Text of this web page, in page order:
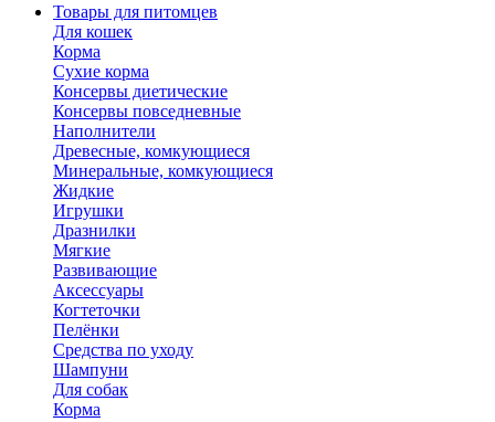
Товары для питомцев
Для кошек
Корма
Сухие корма
Консервы диетические
Консервы повседневные
Наполнители
Древесные, комкующиеся
Минеральные, комкующиеся
Жидкие
Игрушки
Дразнилки
Мягкие
Развивающие
Аксессуары
Когтеточки
Пелёнки
Средства по уходу
Шампуни
Для собак
Корма